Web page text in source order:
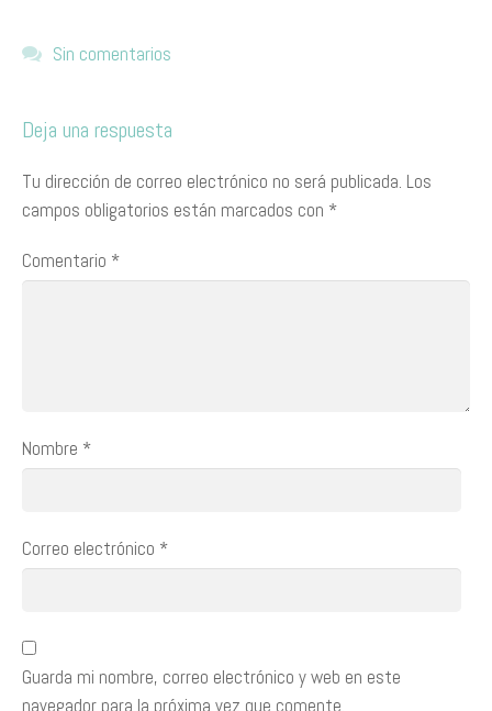
Sin comentarios
Deja una respuesta
Tu dirección de correo electrónico no será publicada. Los
campos obligatorios están marcados con *
Comentario *
Nombre *
Correo electrónico *
Guarda mi nombre, correo electrónico y web en este
navegador para la próxima vez que comente.